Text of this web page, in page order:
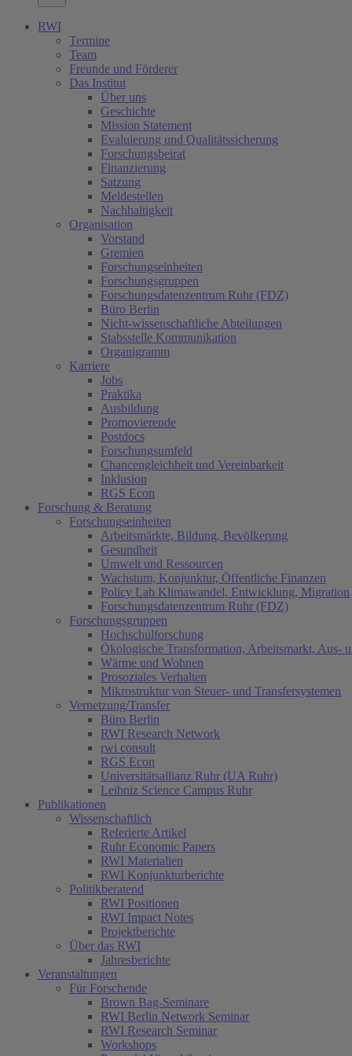
RWI
Termine
Team
Freunde und Förderer
Das Institut
Über uns
Geschichte
Mission Statement
Evaluierung und Qualitätssicherung
Forschungsbeirat
Finanzierung
Satzung
Meldestellen
Nachhaltigkeit
Organisation
Vorstand
Gremien
Forschungseinheiten
Forschungsgruppen
Forschungsdatenzentrum Ruhr (FDZ)
Büro Berlin
Nicht-wissenschaftliche Abteilungen
Stabsstelle Kommunikation
Organigramm
Karriere
Jobs
Praktika
Ausbildung
Promovierende
Postdocs
Forschungsumfeld
Chancengleichheit und Vereinbarkeit
Inklusion
RGS Econ
Forschung & Beratung
Forschungseinheiten
Arbeitsmärkte, Bildung, Bevölkerung
Gesundheit
Umwelt und Ressourcen
Wachstum, Konjunktur, Öffentliche Finanzen
Policy Lab Klimawandel, Entwicklung, Migration
Forschungsdatenzentrum Ruhr (FDZ)
Forschungsgruppen
Hochschulforschung
Ökologische Transformation, Arbeitsmarkt, Aus-
Wärme und Wohnen
Prosoziales Verhalten
Mikrostruktur von Steuer- und Transfersystemen
Vernetzung/Transfer
Büro Berlin
RWI Research Network
rwi consult
RGS Econ
Universitätsallianz Ruhr (UA Ruhr)
Leibniz Science Campus Ruhr
Publikationen
Wissenschaftlich
Referierte Artikel
Ruhr Economic Papers
RWI Materialien
RWI Konjunkturberichte
Politikberatend
RWI Positionen
RWI Impact Notes
Projektberichte
Über das RWI
Jahresberichte
Veranstaltungen
Für Forschende
Brown Bag-Seminare
RWI Berlin Network Seminar
RWI Research Seminar
Workshops